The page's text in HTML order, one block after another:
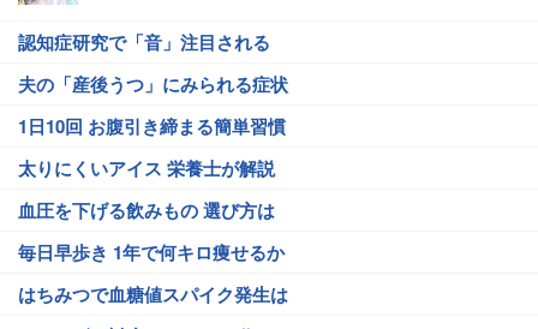
認知症研究で「音」注目される
夫の「産後うつ」にみられる症状
1日10回 お腹引き締まる簡単習慣
太りにくいアイス 栄養士が解説
血圧を下げる飲みもの 選び方は
毎日早歩き 1年で何キロ痩せるか
はちみつで血糖値スパイク発生は